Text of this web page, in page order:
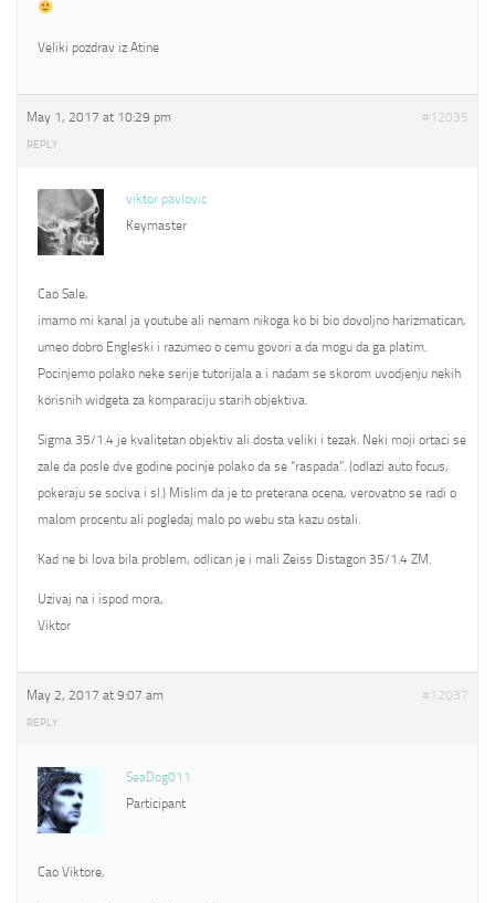
Veliki pozdrav iz Atine
May 1, 2017 at 10:29 pm #12035
REPLY
viktor pavlovic
Keymaster
Cao Sale,
imamo mi kanal ja youtube ali nemam nikoga ko bi bio dovoljno harizmatican,
umeo dobro Engleski i razumeo o cemu govori a da mogu da ga platim.
Pocinjemo polako neke serije tutorijala a i nadam se skorom uvodjenju nekih
korisnih widgeta za komparaciju starih objektiva.
Sigma 35/1.4 je kvalitetan objektiv ali dosta veliki i tezak. Neki moji ortaci se
zale da posle dve godine pocinje polako da se “raspada”. (odlazi auto focus,
pokeraju se sociva i sl.) Mislim da je to preterana ocena, verovatno se radi o
malom procentu ali pogledaj malo po webu sta kazu ostali.
Kad ne bi lova bila problem, odlican je i mali Zeiss Distagon 35/1.4 ZM.
Uzivaj na i ispod mora,
Viktor
May 2, 2017 at 9:07 am #12037
REPLY
SeaDog011
Participant
Cao Viktore,